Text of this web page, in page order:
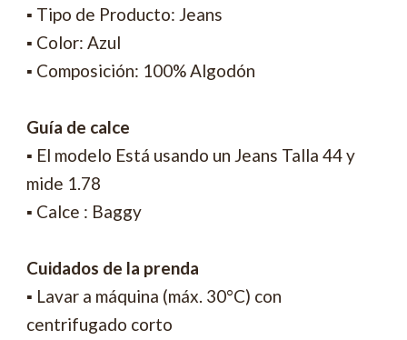
▪ Tipo de Producto: Jeans
▪ Color: Azul
▪ Composición: 100% Algodón
Guía de calce
▪ El modelo Está usando un Jeans Talla 44 y
mide 1.78
▪ Calce : Baggy
Cuidados de la prenda
▪ Lavar a máquina (máx. 30°C) con
centrifugado corto